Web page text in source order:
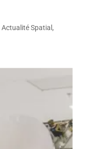
Actualité Spatial ,